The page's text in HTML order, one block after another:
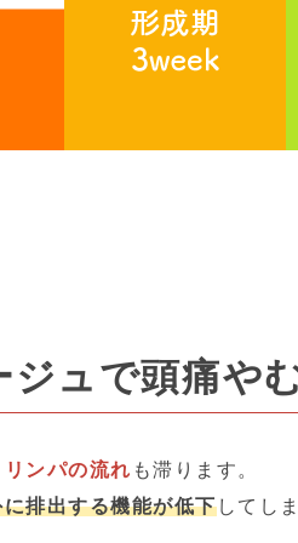
ジュで頭痛や
リンパの流れ も滞ります。
排出する機能が低下してし